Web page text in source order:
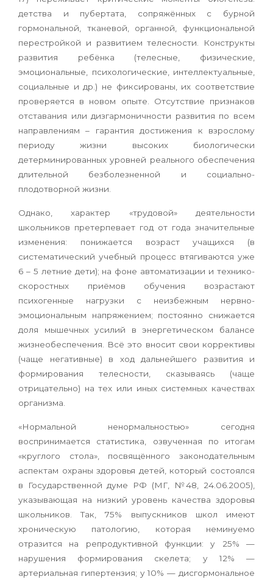
детства и пубертата, сопряжённых с бурной
гормональной, тканевой, органной, функциональной
перестройкой и развитием телесности. Конструкты
развития ребёнка (телесные, физические,
эмоциональные, психологические, интеллектуальные,
социальные и др.) не фиксированы, их соответствие
проверяется в новом опыте. Отсутствие признаков
отставания или дизгармоничности развития по всем
направлениям – гарантия достижения к взрослому
периоду жизни высоких биологически
детерминированных уровней реального обеспечения
длительной безболезненной и социально-
плодотворной жизни.
Однако, характер «трудовой» деятельности
школьников претерпевает год от года значительные
изменения: понижается возраст учащихся (в
систематический учебный процесс втягиваются уже
6 – 5 летние дети); на фоне автоматизации и технико-
скоростных приёмов обучения возрастают
психогенные нагрузки с неизбежным нервно-
эмоциональным напряжением; постоянно снижается
доля мышечных усилий в энергетическом балансе
жизнеобеспечения. Всё это вносит свои коррективы
(чаще негативные) в ход дальнейшего развития и
формирования телесности, сказываясь (чаще
отрицательно) на тех или иных системных качествах
организма.
«Нормальной ненормальностью» сегодня
воспринимается статистика, озвученная по итогам
«круглого стола», посвящённого законодательным
аспектам охраны здоровья детей, который состоялся
в Государственной думе РФ (МГ, №48, 24.06.2005),
указывающая на низкий уровень качества здоровья
школьников. Так, 75% выпускников школ имеют
хроническую патологию, которая неминуемо
отразится на репродуктивной функции: у 25% —
нарушения формирования скелета; у 12% —
артериальная гипертензия; у 10% — дисгормональное